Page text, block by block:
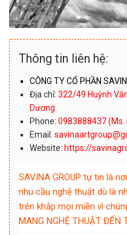
Thông tin liên hệ:
CÔNG TY CỔ PHẦN
Địa chỉ: 322/49 Huỳnh
Dương
Phone: 0983888437 (Ms.
Email:
Website: https://
SAVINA GROUP tự tin là
nhu cầu nghệ thuật dù là
trên khắp mọi miền vì
MANG NGHỆ THUẬT ĐẾN